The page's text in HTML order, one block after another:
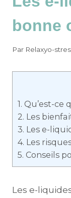
bonne
Par Relaxyo-
1. Qu’est-ce
2. Les
3. Les e-
4. Les
5. Conseils
Les e-